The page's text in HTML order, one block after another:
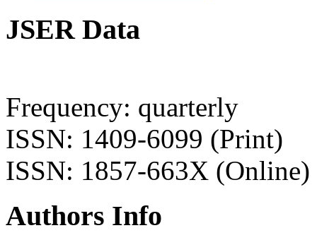
JSER Data
Frequency: quarterly
ISSN: 1409-6099 (Print)
ISSN: 1857-663X (Online)
Authors Info